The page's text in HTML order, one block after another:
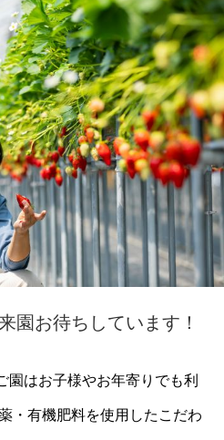
園お待ちしています！
園はお子様やお年寄りでも利
・有機肥料を使用したこだわ